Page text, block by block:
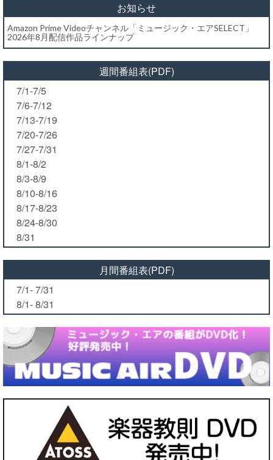
お知らせ
Amazon Prime Videoチャンネル「ミュージック・エアSELECT」
2026年8月配信作品ラインナップ
週間番組表(PDF)
7/1-7/5
7/6-7/12
7/13-7/19
7/20-7/26
7/27-7/31
8/1-8/2
8/3-8/9
8/10-8/16
8/17-8/23
8/24-8/30
8/31
月間番組表(PDF)
7/1- 7/31
8/1- 8/31